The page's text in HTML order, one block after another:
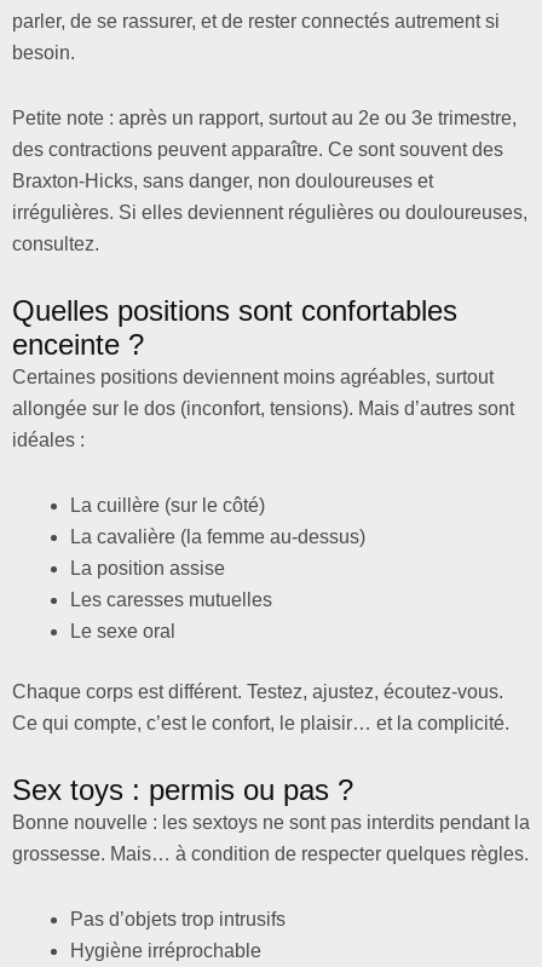
parler, de se rassurer, et de rester connectés autrement si
besoin.
Petite note : après un rapport, surtout au 2e ou 3e trimestre,
des contractions peuvent apparaître. Ce sont souvent des
Braxton-Hicks, sans danger, non douloureuses et
irrégulières. Si elles deviennent régulières ou douloureuses,
consultez.
Quelles positions sont confortables
enceinte ?
Certaines positions deviennent moins agréables, surtout
allongée sur le dos (inconfort, tensions). Mais d’autres sont
idéales :
La cuillère (sur le côté)
La cavalière (la femme au-dessus)
La position assise
Les caresses mutuelles
Le sexe oral
Chaque corps est différent. Testez, ajustez, écoutez-vous.
Ce qui compte, c’est le confort, le plaisir… et la complicité.
Sex toys : permis ou pas ?
Bonne nouvelle : les sextoys ne sont pas interdits pendant la
grossesse. Mais… à condition de respecter quelques règles.
Pas d’objets trop intrusifs
Hygiène irréprochable